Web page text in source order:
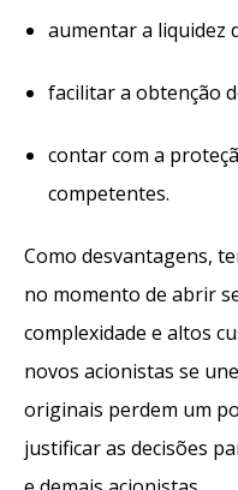
aumentar a liquidez
facilitar a obtenção
contar com a
competentes.
Como desvantagens,
no momento de abrir
complexidade e altos
novos acionistas se
originais perdem um
justificar as decisões